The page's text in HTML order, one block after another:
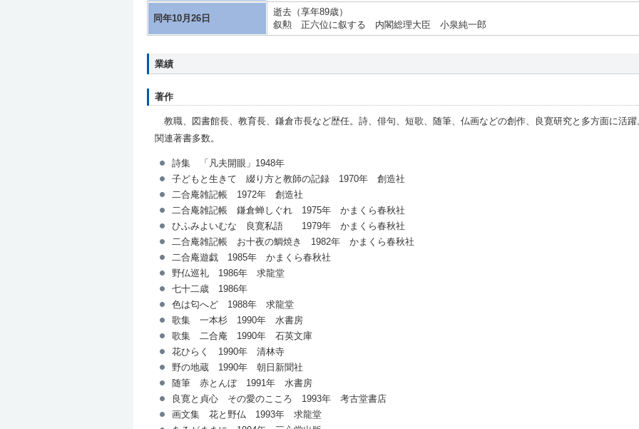
同年10月26日
逝去（享年89歳）
叙勲 正六位に叙する 内閣総理大臣 小泉純一郎
業績
著作
教職、図書館長、教育長、鎌倉市長など歴任。詩、俳句、短歌、随筆、仏画などの創作、良寛研究と多方面に活躍
関連著書多数。
詩集 「凡夫開眼」1948年
子どもと生きて 綴り方と教師の記録 1970年 創造社
二合庵雑記帳 1972年 創造社
二合庵雑記帳 鎌倉蝉しぐれ 1975年 かまくら春秋社
ひふみよいむな 良寛私語 1979年 かまくら春秋社
二合庵雑記帳 お十夜の鯛焼き 1982年 かまくら春秋社
二合庵遊戯 1985年 かまくら春秋社
野仏巡礼 1986年 求龍堂
七十二歳 1986年
色は匂へど 1988年 求龍堂
歌集 一本杉 1990年 水書房
歌集 二合庵 1990年 石英文庫
花ひらく 1990年 清林寺
野の地蔵 1990年 朝日新聞社
随筆 赤とんぼ 1991年 水書房
良寛と貞心 その愛のこころ 1993年 考古堂書店
画文集 花と野仏 1993年 求龍堂